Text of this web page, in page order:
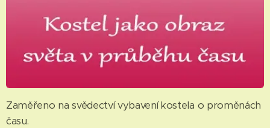
Zaměřeno na svědectví vybavení kostela o proměnách
času.